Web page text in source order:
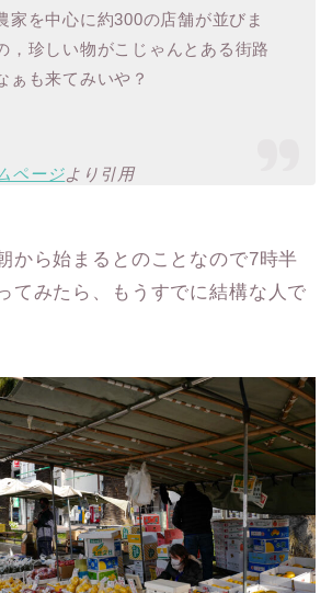
家を中心に約300の店舗が並びま
，珍しい物がこじゃんとある街路
ぁも来てみいや？
ページより引用
から始まるとのことなので7時半
てみたら、もうすでに結構な人で